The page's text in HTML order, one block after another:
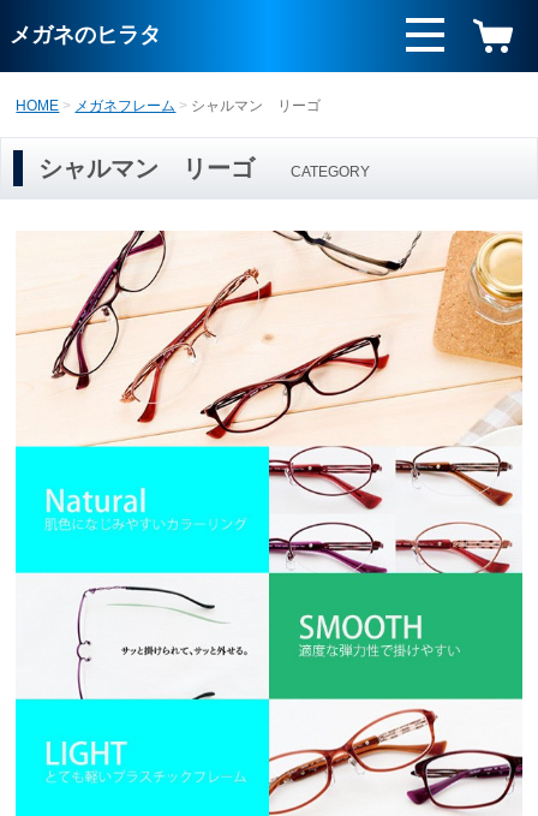
メガネのヒラタ
HOME メガネフレーム シャルマン リーゴ
シャルマン リーゴ CATEGORY